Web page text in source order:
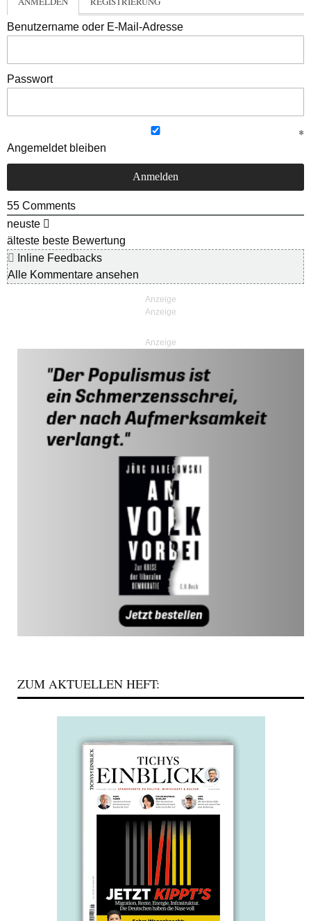
Benutzername oder E-Mail-Adresse
Passwort
Angemeldet bleiben
55 Comments
neuste
älteste beste Bewertung
Inline Feedbacks
Alle Kommentare ansehen
Anzeige
ZUM AKTUELLEN HEFT: